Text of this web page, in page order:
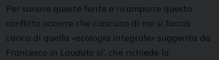
Per sanare queste ferite e ricomporre questo
conflitto occorre che ciascuno di noi si faccia
carico di quella «ecologia integrale» suggerita da
Francesco in Laudato si’, che richiede la